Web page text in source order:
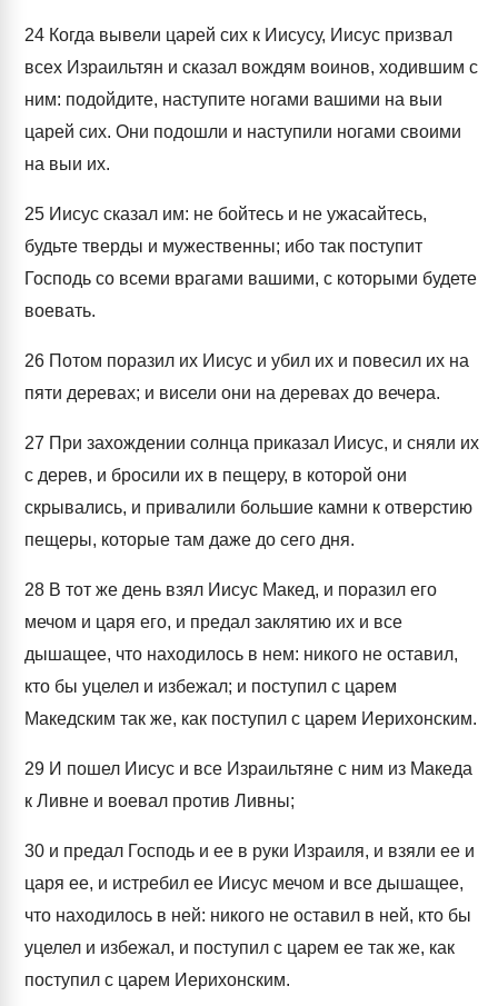
24 Когда вывели царей сих к Иисусу, Иисус призвал
всех Израильтян и сказал вождям воинов, ходившим с
ним: подойдите, наступите ногами вашими на выи
царей сих. Они подошли и наступили ногами своими
на выи их.
25 Иисус сказал им: не бойтесь и не ужасайтесь,
будьте тверды и мужественны; ибо так поступит
Господь со всеми врагами вашими, с которыми будете
воевать.
26 Потом поразил их Иисус и убил их и повесил их на
пяти деревах; и висели они на деревах до вечера.
27 При захождении солнца приказал Иисус, и сняли их
с дерев, и бросили их в пещеру, в которой они
скрывались, и привалили большие камни к отверстию
пещеры, которые там даже до сего дня.
28 В тот же день взял Иисус Макед, и поразил его
мечом и царя его, и предал заклятию их и все
дышащее, что находилось в нем: никого не оставил,
кто бы уцелел и избежал; и поступил с царем
Македским так же, как поступил с царем Иерихонским.
29 И пошел Иисус и все Израильтяне с ним из Македа
к Ливне и воевал против Ливны;
30 и предал Господь и ее в руки Израиля, и взяли ее и
царя ее, и истребил ее Иисус мечом и все дышащее,
что находилось в ней: никого не оставил в ней, кто бы
уцелел и избежал, и поступил с царем ее так же, как
поступил с царем Иерихонским.